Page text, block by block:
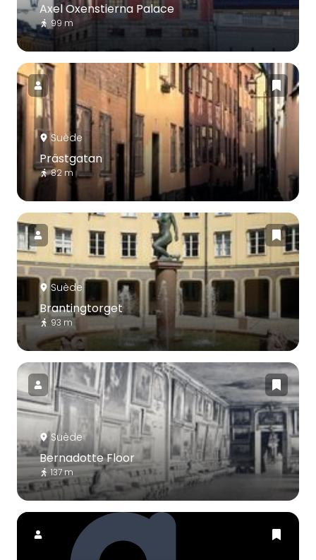
Axel Oxenstierna Palace
99 m
Suède
Prästgatan
82 m
Suède
Brantingtorget
93 m
Suède
Bernadotte Floor
137 m